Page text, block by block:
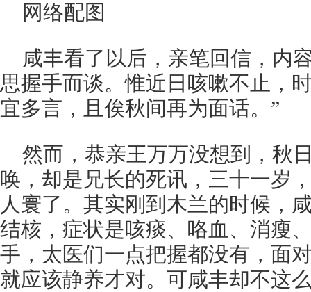
网络配图
咸丰看了以后，亲笔回信，内
思握手而谈。惟近日咳嗽不止，
宜多言，且俟秋间再为面话。”
然而，恭亲王万万没想到，秋
唤，却是兄长的死讯，三十一岁
人寰了。其实刚到木兰的时候，
结核，症状是咳痰、咯血、消瘦
手，太医们一点把握都没有，面
就应该静养才对。可咸丰却不这